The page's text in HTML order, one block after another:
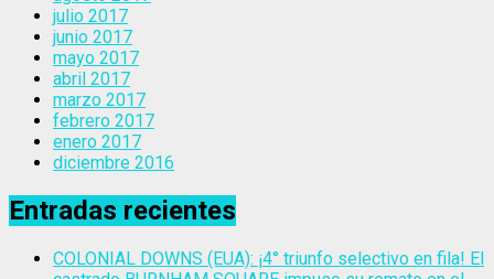
julio 2017
junio 2017
mayo 2017
abril 2017
marzo 2017
febrero 2017
enero 2017
diciembre 2016
Entradas recientes
COLONIAL DOWNS (EUA): ¡4° triunfo selectivo en fila! El